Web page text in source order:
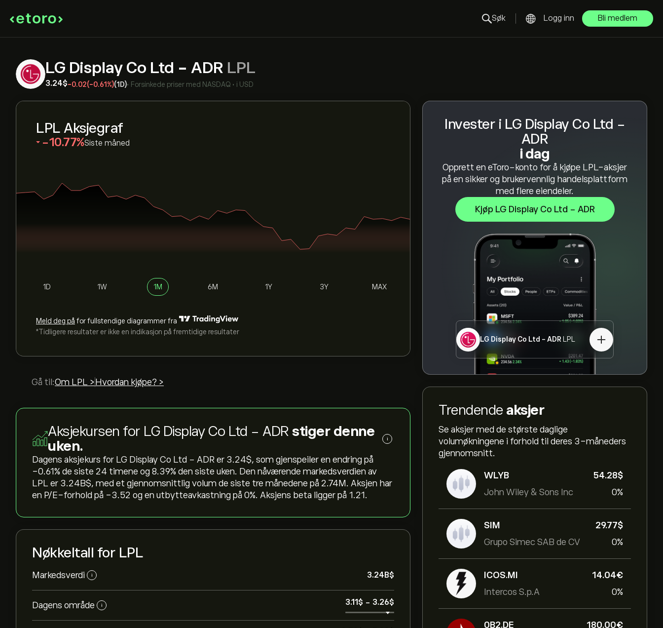
Søk Logg inn Bli medlem
LG Display Co Ltd - ADR LPL
3.24‎$‎-0.02(-0.61%)(1D)• Forsinkede priser med NASDAQ • i USD
Invester i LG Display Co Ltd -
ADR
i dag
Opprett en eToro-konto for å kjøpe LPL-aksjer
på en sikker og brukervennlig handelsplattform
med flere eiendeler.
Kjøp LG Display Co Ltd - ADR
LG Display Co Ltd - ADR LPL
Trendende aksjer
Se aksjer med de største daglige
volumøkningene i forhold til deres 3-måneders
gjennomsnitt.
WLYB
John Wiley & Sons Inc
54.28‎$‎
0%
SIM
Grupo Simec SAB de CV
29.77‎$‎
0%
ICOS.MI
Intercos S.p.A
14.04‎€‎
0%
0B2.DE
180.00‎€‎
LPL Aksjegraf
‎-10.77‎ Siste måned
1D 1W 1M 6M 1Y 3Y MAX
Meld deg på for fullstendige diagrammer fra
*Tidligere resultater er ikke en indikasjon på fremtidige resultater
Gå til:Om LPL > Hvordan kjøpe? >
Aksjekursen for LG Display Co Ltd - ADR stiger denne
uken.
i
Dagens aksjekurs for LG Display Co Ltd - ADR er 3.24‎$‎, som gjenspeiler en endring på
‎-0.61‎% de siste 24 timene og ‎8.39‎% den siste uken. Den nåværende markedsverdien av
LPL er 3.24B‎$‎, med et gjennomsnittlig volum de siste tre månedene på 2.74M. Aksjen har
en P/E-forhold på -3.52 og en utbytteavkastning på 0%. Aksjens beta ligger på 1.21.
Nøkkeltall for LPL
Markedsverdi i 3.24B‎$‎
Dagens område i 3.11‎$‎ - 3.26‎$‎